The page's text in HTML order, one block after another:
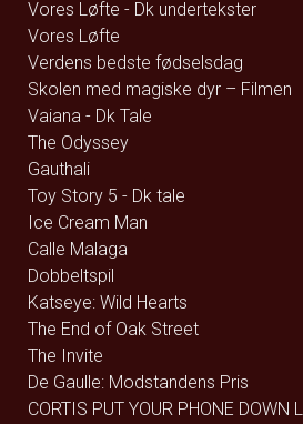
Vores Løfte - Dk undertekster
Vores Løfte
Verdens bedste fødselsdag
Skolen med magiske dyr – Filmen
Vaiana - Dk Tale
The Odyssey
Gauthali
Toy Story 5 - Dk tale
Ice Cream Man
Calle Malaga
Dobbeltspil
Katseye: Wild Hearts
The End of Oak Street
The Invite
De Gaulle: Modstandens Pris
CORTIS PUT YOUR PHONE DOWN